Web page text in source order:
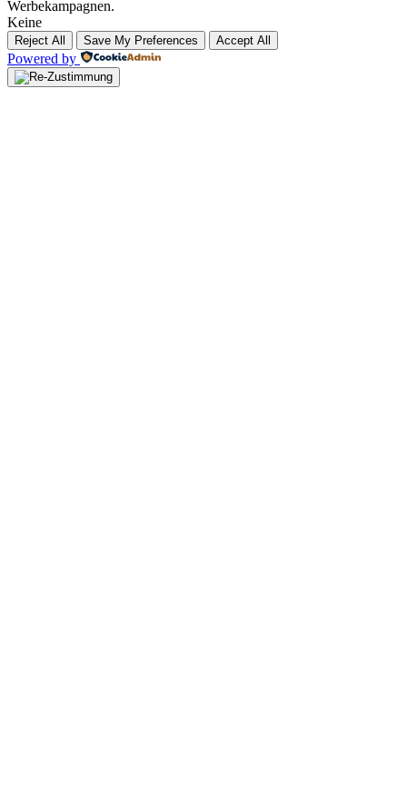
Werbekampagnen.
Keine
Reject All Save My Preferences Accept All
Powered by